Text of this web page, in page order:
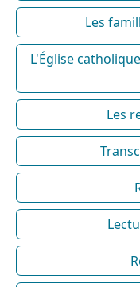
Les
L'Église
Les